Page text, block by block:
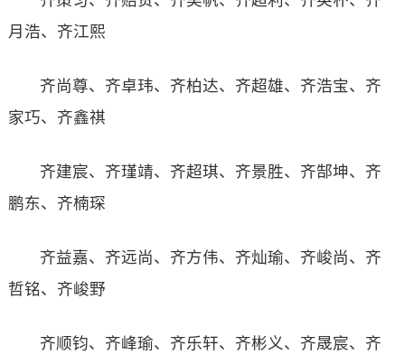
月浩、齐江熙
齐尚尊、齐卓玮、齐柏达、齐超雄、齐浩宝、齐
家巧、齐鑫祺
齐建宸、齐瑾靖、齐超琪、齐景胜、齐郜坤、齐
鹏东、齐楠琛
齐益嘉、齐远尚、齐方伟、齐灿瑜、齐峻尚、齐
哲铭、齐峻野
齐顺钧、齐峰瑜、齐乐轩、齐彬义、齐晟宸、齐